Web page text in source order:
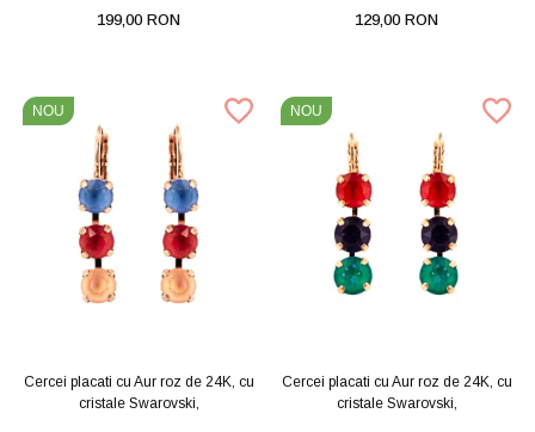
199,00 RON 129,00 RON
NOU
Cercei placati cu Aur roz de 24K, cu
cristale Swarovski,
NOU
Cercei placati cu Aur roz de 24K, cu
cristale Swarovski,